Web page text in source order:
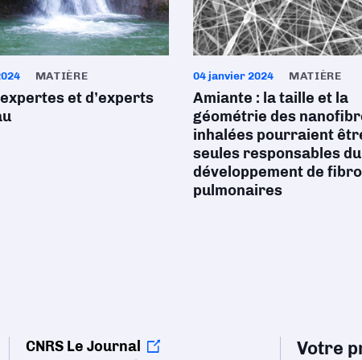
MATIÈRE
et d’experts
04 janvier 2024 MATIÈRE
Amiante : la taille et la
géométrie des
inhalées pourraient
seules responsables du
développement de
pulmonaires
CNRS Le Journal
Votre